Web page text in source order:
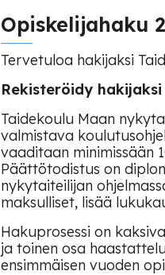
Opiskelijahaku
Tervetuloa hakijaksi
Rekisteröidy hakijaksi
Taidekoulu Maan
valmistava
vaaditaan minimissään
Päättötodistus on
nykytaiteilijan
maksulliset, lisää
Hakuprosessi on
ja toinen osa
ensimmäisen vuoden